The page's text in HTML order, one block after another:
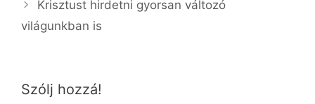
Krisztust hirdetni gyorsan változó
világunkban is
Szólj hozzá!